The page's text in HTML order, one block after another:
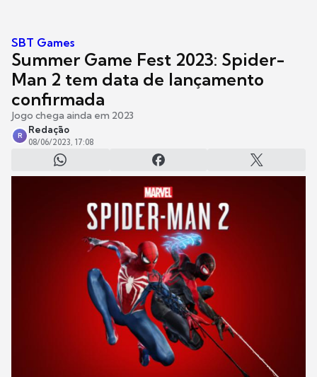
SBT Games
Summer Game Fest 2023: Spider-
Man 2 tem data de lançamento
confirmada
Jogo chega ainda em 2023
R
Redação
08/06/2023, 17:08